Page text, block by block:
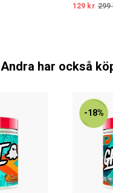
129 kr 299
Andra har också
-18%